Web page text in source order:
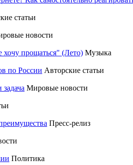
статьи
новости
хочу прощаться" (Лето) Музыка
по России Авторские статьи
Мировые новости
Пресс-релиз
Политика